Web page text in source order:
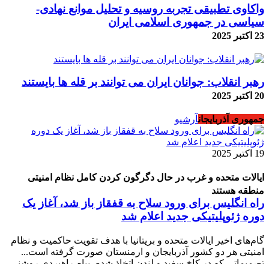
واکاوی تطبیقی تجربه روسیه و تحلیل موانع نهادی-
سیاسی در جمهوری اسلامی ایران
23 اکتبر 2025
رهبر انقلاب: جوانان ایران می توانند بر قله ها بایستند
20 اکتبر 2025
جمهوری آذربایجانآرشیو
19 اکتبر 2025
ایالات متحده و غرب در حال دگرگون کردن کامل نظام امنیتی
منطقه هستند
راه انگلیس برای ورود سلاح به قفقاز باز شد، آغاز یک
دوره ژئوپلیتیکی جدید اعلام شد
گام‌های اخیر ایالات متحده و بریتانیا با هدف تقویت حاکمیت و نظام
امنیتی هر دو کشور آذربایجان و ارمنستان صورت گرفته است...